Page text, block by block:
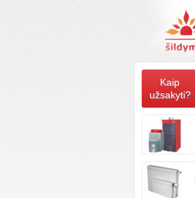
Kaip
užsakyti?